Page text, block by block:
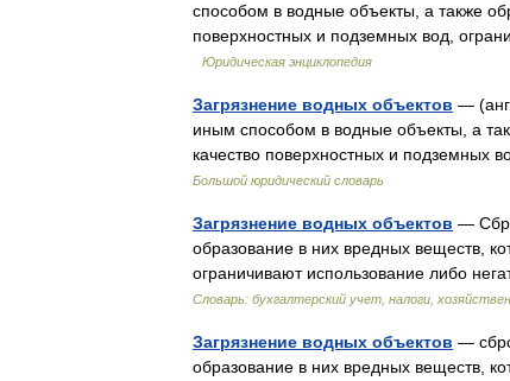
способом в водные объекты, а также
поверхностных и подземных вод,
Юридическая энциклопедия
Загрязнение водных объектов —
иным способом в водные объекты, а
качество поверхностных и подземных
Большой юридический словарь
Загрязнение водных объектов —
образование в них вредных веществ,
ограничивают использование либо
Словарь: бухгалтерский учет, налоги,
Загрязнение водных объектов —
образование в них вредных веществ,